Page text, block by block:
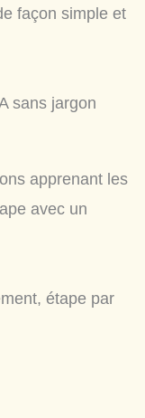
sans jargon
étape par